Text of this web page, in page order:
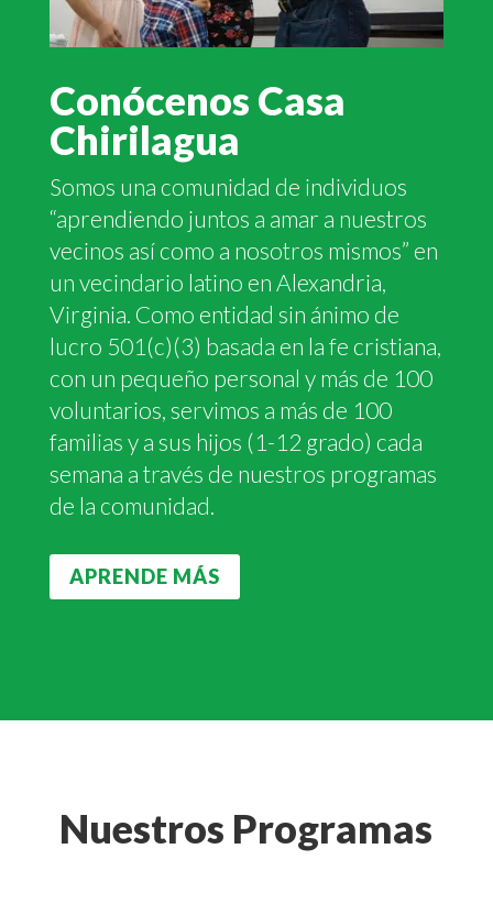
Conócenos Casa
Chirilagua
Somos una comunidad de individuos
“aprendiendo juntos a amar a nuestros
vecinos así como a nosotros mismos” en
un vecindario latino en Alexandria,
Virginia. Como entidad sin ánimo de
lucro 501(c)(3) basada en la fe cristiana,
con un pequeño personal y más de 100
voluntarios, servimos a más de 100
familias y a sus hijos (1-12 grado) cada
semana a través de nuestros programas
de la comunidad.
APRENDE MÁS
Nuestros Programas